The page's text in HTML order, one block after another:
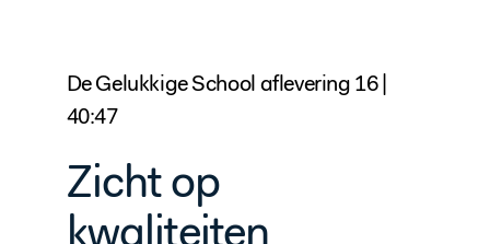
De Gelukkige School aflevering 16 |
40:47
Zicht op